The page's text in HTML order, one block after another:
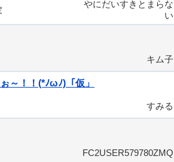
やにだいすきとまらな
い
キム子
～！！(*ﾉωﾉ)「仮」
すみる
FC2USER579780ZMQ